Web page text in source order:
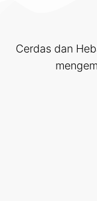
Cerdas dan